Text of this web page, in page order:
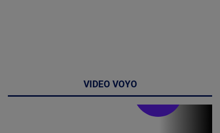
VIDEO VOYO